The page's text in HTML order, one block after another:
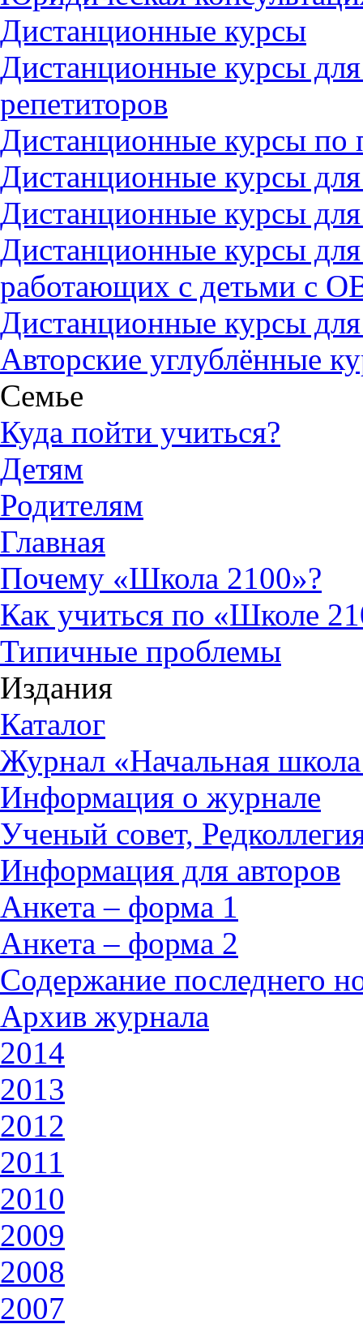
Дистанционные курсы
Дистанционные курсы
репетиторов
Дистанционные курсы по
Дистанционные курсы
Дистанционные курсы
Дистанционные курсы
работающих с детьми с
Дистанционные курсы
Авторские углублённые
Семье
Куда пойти учиться?
Детям
Родителям
Главная
Почему «Школа 2100»?
Как учиться по «Школе
Типичные проблемы
Издания
Каталог
Журнал «Начальная
Информация о журнале
Ученый совет,
Информация для авторов
Анкета – форма 1
Анкета – форма 2
Содержание последнего
Архив журнала
2014
2013
2012
2011
2010
2009
2008
2007